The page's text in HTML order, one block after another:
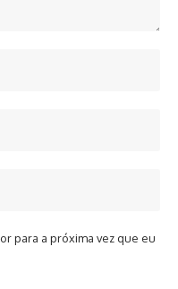
para a próxima vez que eu